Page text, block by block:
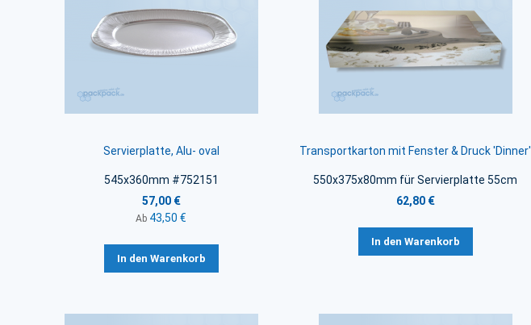
Servierplatte, Alu- oval
545x360mm #752151
57,00 €
Ab 43,50 €
In den Warenkorb
Transportkarton mit Fenster & Druck 'Dinner'
550x375x80mm für Servierplatte 55cm
62,80 €
In den Warenkorb